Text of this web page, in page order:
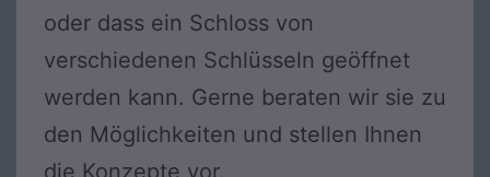
oder dass ein Schloss von
verschiedenen Schlüsseln geöffnet
werden kann. Gerne beraten wir sie zu
den Möglichkeiten und stellen Ihnen
die Konzepte vor.